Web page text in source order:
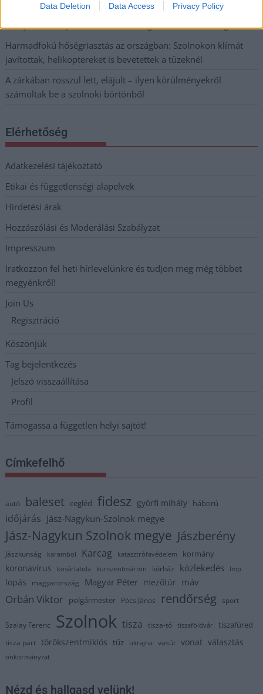
Data Deletion Data Access Privacy Policy
Országgyűlés
Kiterjedt tüzek pusztítanak az országban, köztük Karcagon
Harmadfokú hőségriasztás az országban: Szolnokon klímát
javítottak, helikoptereket is bevetettek a tüzeknél
A zárkában rosszul lett, elájult – ilyen körülményekről
számoltak be a szolnoki börtönből
Elérhetőség
Adatkezelési tájékoztató
Etikai és függetlenségi alapelvek
Hirdetési árak
Hozzászólási és Moderálási Szabályzat
Impresszum
Iratkozzon fel heti hírlevelünkre és tudjon meg még többet
megyénkről!
Join Us
Regisztráció
Köszönjük
Tag bejelentkezés
Jelszó visszaállítása
Profil
Támogassa a független helyi sajtót!
Címkefelhő
autó baleset cegléd fidesz györfi mihály háború
időjárás Jász-Nagykun-Szolnok megye
Jász-Nagykun Szolnok megye Jászberény
Jászkunság karambol Karcag katasztrófavédelem kormány
koronavírus kosárlabda kunszentmárton kórház közlekedés lmp
lopás magyarország Magyar Péter mezőtúr máv
Orbán Viktor polgármester Pócs János rendőrség sport
Szalay Ferenc Szolnok tisza tisza-tó tiszaföldvár tiszafüred
tisza part törökszentmiklós tűz ukrajna vasút vonat választás
önkormányzat
Nézd és hallgasd velünk!